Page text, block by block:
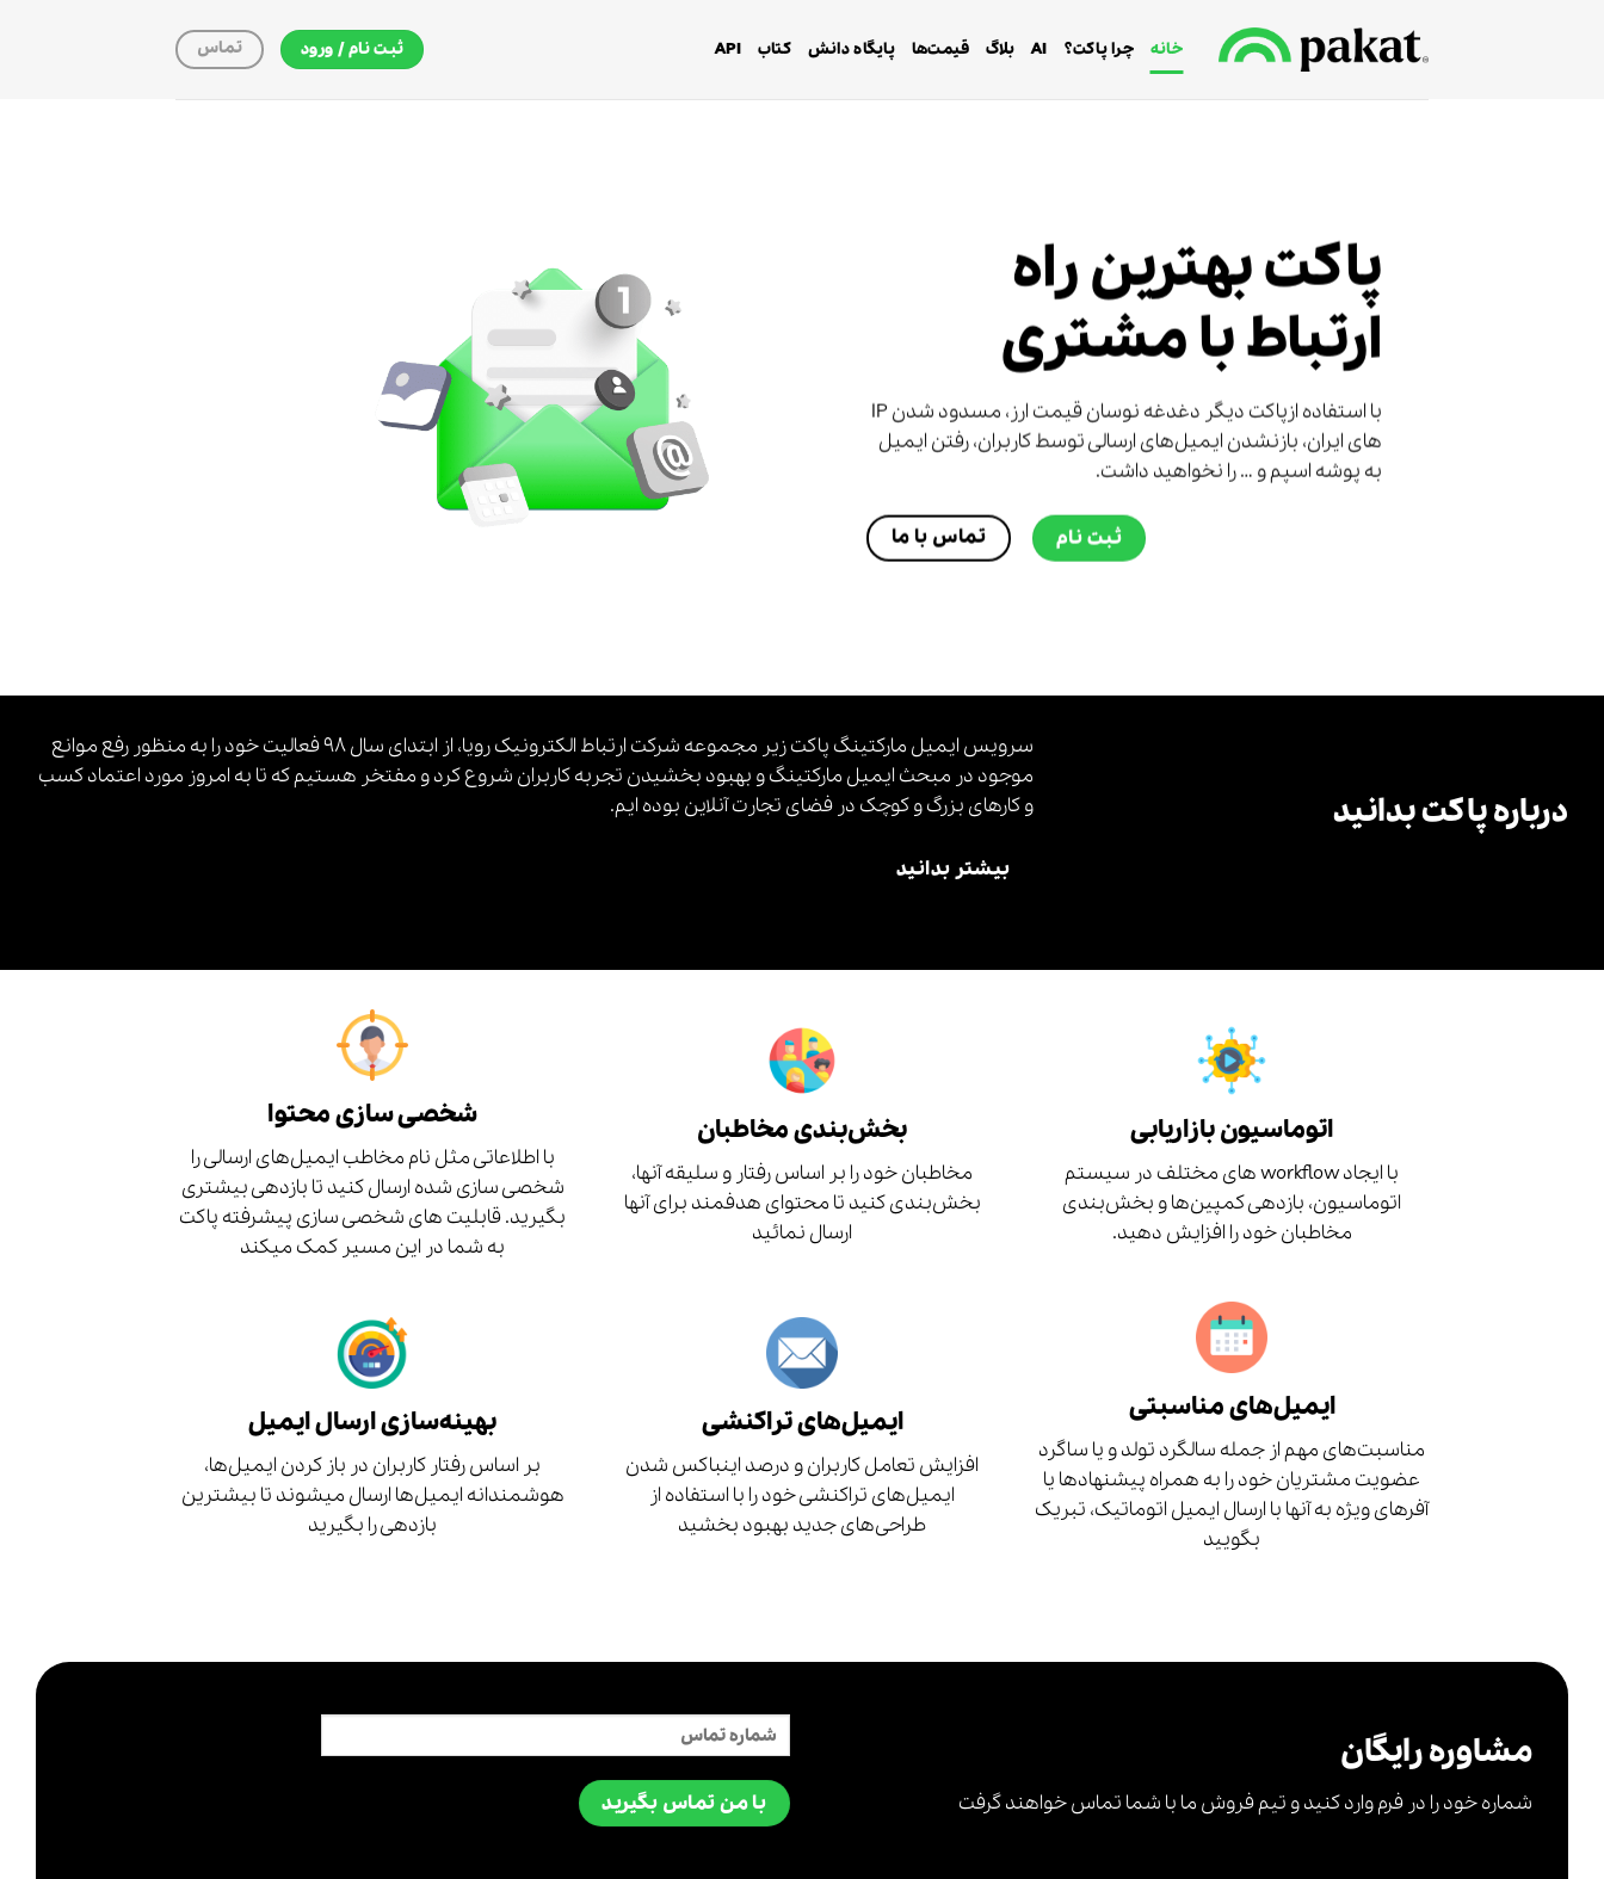
خانه چرا پاکت؟ AI بلاگ قیمت‌ها پایگاه دانش کتاب API ثبت نام / ورود تماس
پاکت بهترین راه
ارتباط با مشتری
با استفاده ازپاکت دیگر دغدغه نوسان قیمت ارز، مسدود شدن IP
های ایران، بازنشدن ایمیل‌های ارسالی توسط کاربران، رفتن ایمیل
به پوشه اسپم و … را نخواهید داشت.
ثبت نام تماس با ما
درباره پاکت بدانید
سرویس ایمیل مارکتینگ پاکت زیر مجموعه شرکت ارتباط الکترونیک رویا، از ابتدای سال ۹۸ فعالیت خود را به منظور رفع موانع
موجود در مبحث ایمیل مارکتینگ و بهبود بخشیدن تجربه کاربران شروع کرد و مفتخر هستیم که تا به امروز مورد اعتماد کسب
و کارهای بزرگ و کوچک در فضای تجارت آنلاین بوده ایم.
بیشتر بدانید
اتوماسیون بازاریابی
با ایجاد workflow های مختلف در سیستم
اتوماسیون، بازدهی کمپین‌ها و بخش‌بندی
مخاطبان خود را افزایش دهید.
بخش‌بندی مخاطبان
مخاطبان خود را بر اساس رفتار و سلیقه آنها،
بخش‌بندی کنید تا محتوای هدفمند برای آنها
ارسال نمائید
شخصی سازی محتوا
با اطلاعاتی مثل نام مخاطب ایمیل‌های ارسالی را
شخصی سازی شده ارسال کنید تا بازدهی بیشتری
بگیرید. قابلیت های شخصی سازی پیشرفته پاکت
به شما در این مسیر کمک میکند
ایمیل‌های مناسبتی
مناسبت‌های مهم از جمله سالگرد تولد و یا ساگرد
عضویت مشتریان خود را به همراه پیشنهادها یا
آفرهای ویژه به آنها با ارسال ایمیل اتوماتیک، تبریک
بگویید
ایمیل‌های تراکنشی
افزایش تعامل کاربران و درصد اینباکس شدن
ایمیل‌های تراکنشی خود را با استفاده از
طراحی‌های جدید بهبود بخشید
بهینه‌سازی ارسال ایمیل
بر اساس رفتار کاربران در باز کردن ایمیل‌ها،
هوشمندانه ایمیل‌ها ارسال میشوند تا بیشترین
بازدهی را بگیرید
مشاوره رایگان
شماره خود را در فرم وارد کنید و تیم فروش ما با شما تماس خواهند گرفت با من تماس بگیرید